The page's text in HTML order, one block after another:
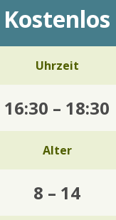
Kostenlos
Uhrzeit
16:30 – 18:30
Alter
8 – 14